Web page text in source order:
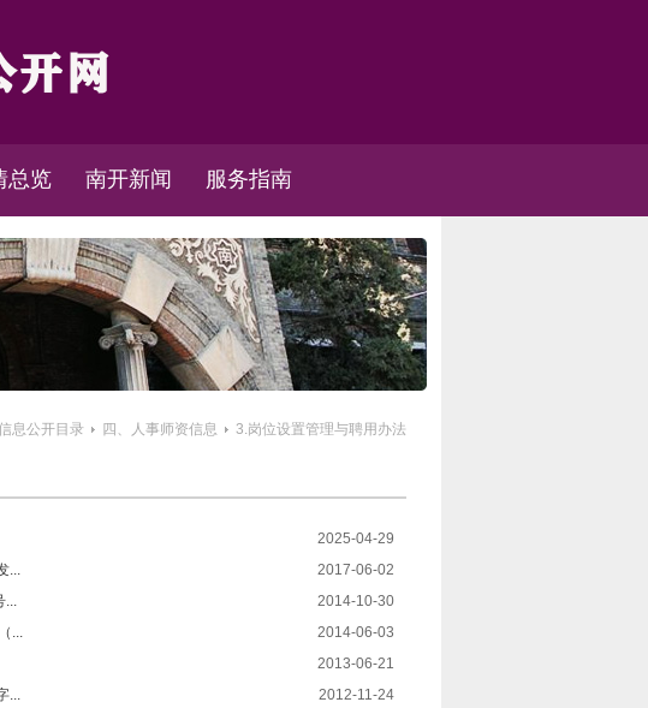
总览 南开新闻 服务指南
息公开目录 四、人事师资信息 3.岗位设置管理与聘用办法
2025-04-29
...
2017-06-02
...
2014-10-30
...
2014-06-03
2013-06-21
...
2012-11-24